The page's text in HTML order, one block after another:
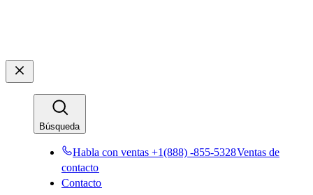
Búsqueda​​
Habla con ventas +1(888) -855-5328​​Ventas de
contacto​​
Contacto​​